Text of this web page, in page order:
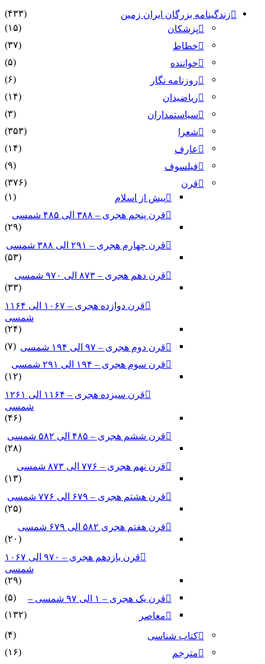
زندگینامه بزرگان ایران زمین
(۴۳۳)
پزشکان
(۱۵)
خطاط
(۳۷)
خواننده
(۵)
روزنامه نگار
(۶)
ریاضیدان
(۱۴)
سیاستمداران
(۳)
شعرا
(۳۵۳)
عارف
(۱۴)
فیلسوف
(۹)
قرن
(۳۷۶)
پیش از اسلام
(۱)
قرن پنجم هجری – ۳۸۸ الی ۴۸۵ شمسی
(۲۹)
قرن چهارم هجری – ۲۹۱ الی ۳۸۸ شمسی
(۵۳)
قرن دهم هجری – ۸۷۳ الی ۹۷۰ شمسی
(۳۳)
قرن دوازده هجری – ۱۰۶۷ الی ۱۱۶۴
شمسی
(۲۴)
قرن دوم هجری – ۹۷ الی ۱۹۴ شمسی
(۷)
قرن سوم هجری – ۱۹۴ الی ۲۹۱ شمسی
(۱۲)
قرن سیزده هجری – ۱۱۶۴ الی ۱۲۶۱
شمسی
(۴۶)
قرن ششم هجری – ۴۸۵ الی ۵۸۲ شمسی
(۲۸)
قرن نهم هجری – ۷۷۶ الی ۸۷۳ شمسی
(۱۳)
قرن هشتم هجری – ۶۷۹ الی ۷۷۶ شمسی
(۲۵)
قرن هفتم هجری ۵۸۲ الی ۶۷۹ شمسی
(۲۰)
قرن یازدهم هجری – ۹۷۰ الی ۱۰۶۷
شمسی
(۲۹)
قرن یک هجری – ۱ الی ۹۷ شمسی –
(۵)
معاصر
(۱۳۲)
کتاب شناسی
(۴)
مترجم
(۱۶)